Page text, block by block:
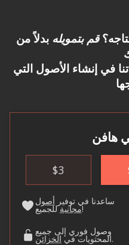
قم بتمويله بدلاً من
في إنشاء الأصول التي
$3
ساعدنا في توفير أصول
مجانيةللجميع!
وصول فوري إلى جميع
المحتويات في الخزائن .